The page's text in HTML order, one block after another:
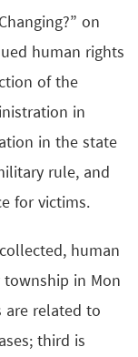
on
human rights
of the
in
in the state
rule, and
for victims.
human
in Mon
are related to
third is